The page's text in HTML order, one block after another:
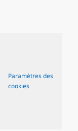
Paramètres des
cookies